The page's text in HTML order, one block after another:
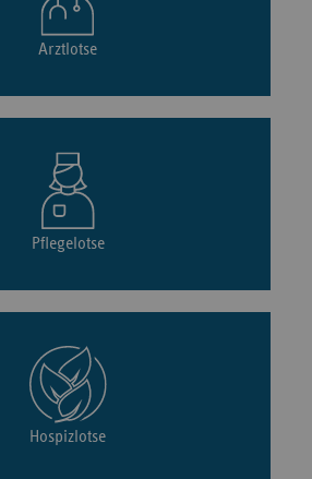
Arztlotse
Pflegelotse
Hospizlotse